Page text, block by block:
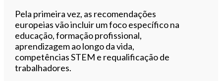
Pela primeira vez, as recomendações
europeias vão incluir um foco específico na
educação, formação profissional,
aprendizagem ao longo da vida,
competências STEM e requalificação de
trabalhadores.